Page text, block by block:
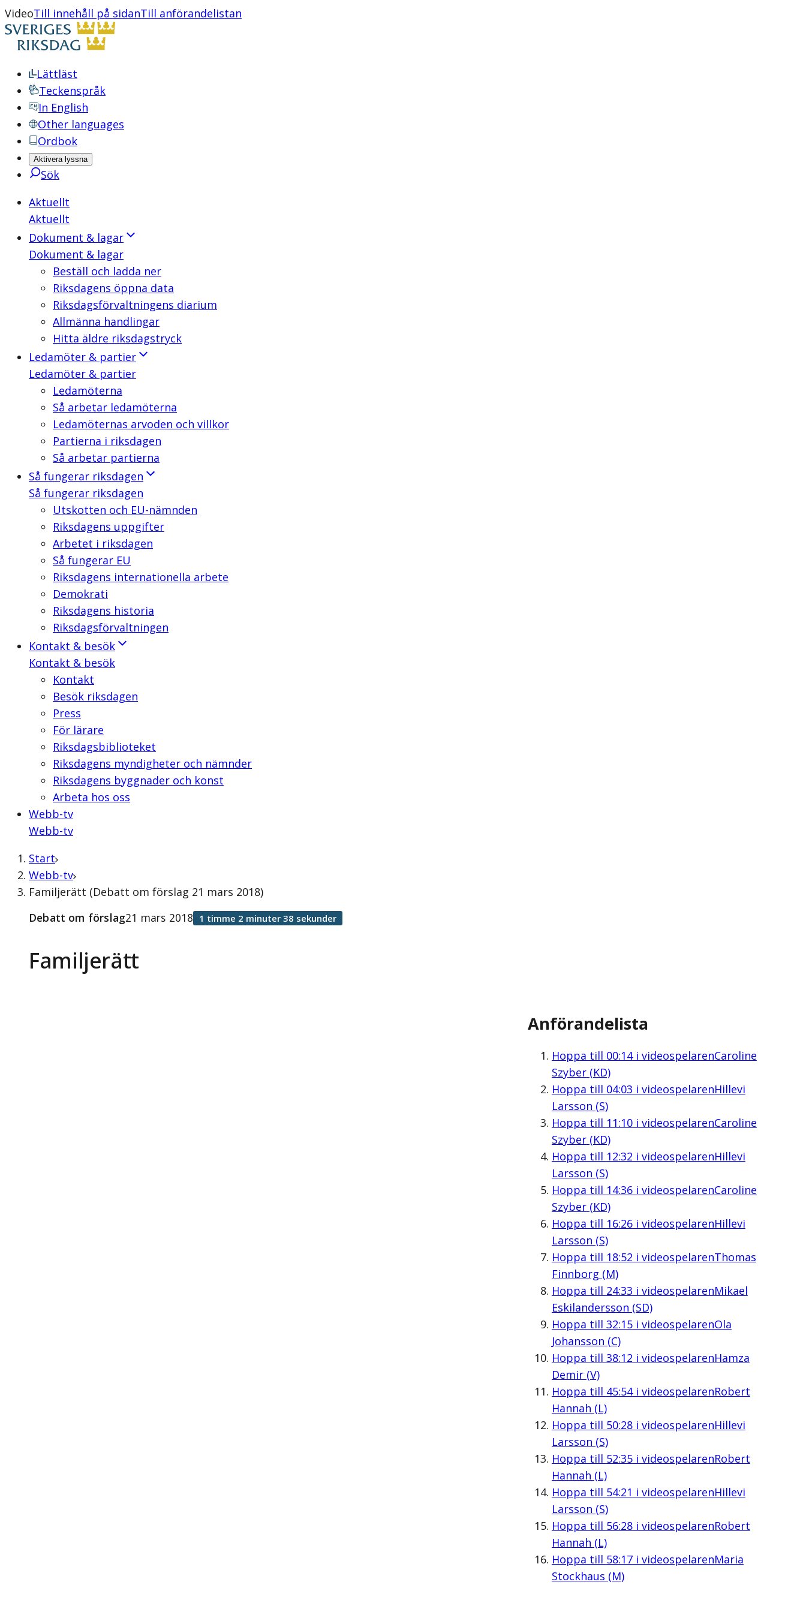
VideoTill innehåll på sidanTill anförandelistan
Lättläst
Teckenspråk
In English
Other languages
Ordbok
Aktivera lyssna
Sök
Aktuellt
Aktuellt
Dokument & lagar
Dokument & lagar
Beställ och ladda ner
Riksdagens öppna data
Riksdagsförvaltningens diarium
Allmänna handlingar
Hitta äldre riksdagstryck
Ledamöter & partier
Ledamöter & partier
Ledamöterna
Så arbetar ledamöterna
Ledamöternas arvoden och villkor
Partierna i riksdagen
Så arbetar partierna
Så fungerar riksdagen
Så fungerar riksdagen
Utskotten och EU-nämnden
Riksdagens uppgifter
Arbetet i riksdagen
Så fungerar EU
Riksdagens internationella arbete
Demokrati
Riksdagens historia
Riksdagsförvaltningen
Kontakt & besök
Kontakt & besök
Kontakt
Besök riksdagen
Press
För lärare
Riksdagsbiblioteket
Riksdagens myndigheter och nämnder
Riksdagens byggnader och konst
Arbeta hos oss
Webb-tv
Webb-tv
Start
Webb-tv
Familjerätt (Debatt om förslag 21 mars 2018)
Familjerätt
Debatt om förslag21 mars 2018 1 timme 2 minuter 38 sekunder
Anförandelista
Hoppa till 00:14i videospelarenCaroline
Szyber (KD)
Hoppa till 04:03 i videospelarenHillevi
Larsson (S)
Hoppa till 11:10i videospelarenCaroline
Szyber (KD)
Hoppa till 12:32 i videospelarenHillevi
Larsson (S)
Hoppa till 14:36i videospelarenCaroline
Szyber (KD)
Hoppa till 16:26i videospelarenHillevi
Larsson (S)
Hoppa till 18:52 i videospelarenThomas
Finnborg (M)
Hoppa till 24:33 i videospelarenMikael
Eskilandersson (SD)
Hoppa till 32:15i videospelarenOla
Johansson (C)
Hoppa till 38:12 i videospelarenHamza
Demir (V)
Hoppa till 45:54i videospelarenRobert
Hannah (L)
Hoppa till 50:28i videospelarenHillevi
Larsson (S)
Hoppa till 52:35i videospelarenRobert
Hannah (L)
Hoppa till 54:21 i videospelarenHillevi
Larsson (S)
Hoppa till 56:28i videospelarenRobert
Hannah (L)
Hoppa till 58:17i videospelarenMaria
Stockhaus (M)